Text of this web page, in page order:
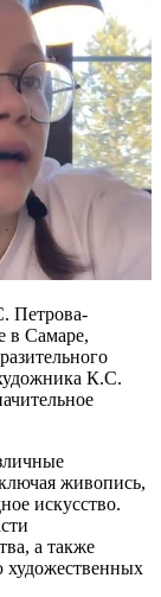
Петрова-
в Самаре,
К.С.
живопись,
искусство.
а также
художественных